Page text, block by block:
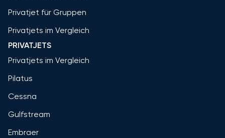
Privatjet für Gruppen
Privatjets im Vergleich
PRIVATJETS
Privatjets im Vergleich
Pilatus
Cessna
Gulfstream
Embraer